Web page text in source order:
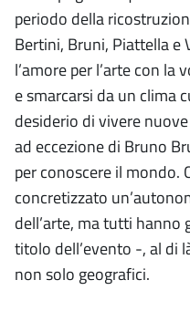
periodo della
Bertini, Bruni, Piattella e
l’amore per l’arte con
e smarcarsi da un clima
desiderio di vivere
ad eccezione di Bruno
per conoscere il mondo.
concretizzato
dell’arte, ma tutti hanno
titolo dell’evento -, al di
non solo geografici.